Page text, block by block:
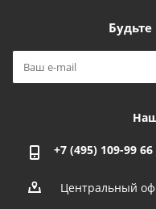
Будьте
+7 (495) 109-99 66
Центральный